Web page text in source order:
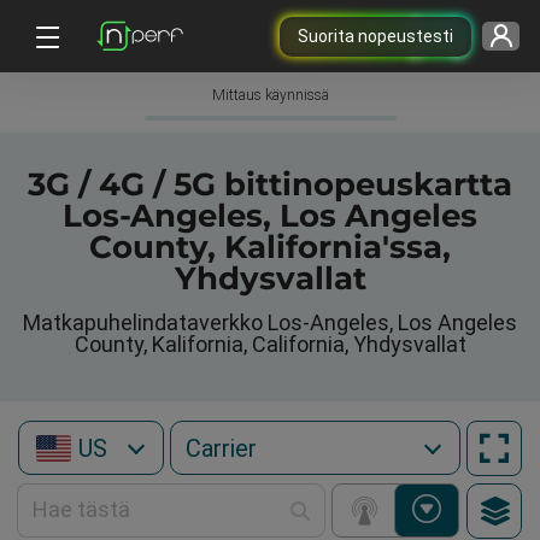
Suorita nopeustesti
Mittaus käynnissä
3G / 4G / 5G bittinopeuskartta
Los-Angeles, Los Angeles
County, Kalifornia'ssa,
Yhdysvallat
Matkapuhelindataverkko Los-Angeles, Los Angeles
County, Kalifornia, California, Yhdysvallat
US